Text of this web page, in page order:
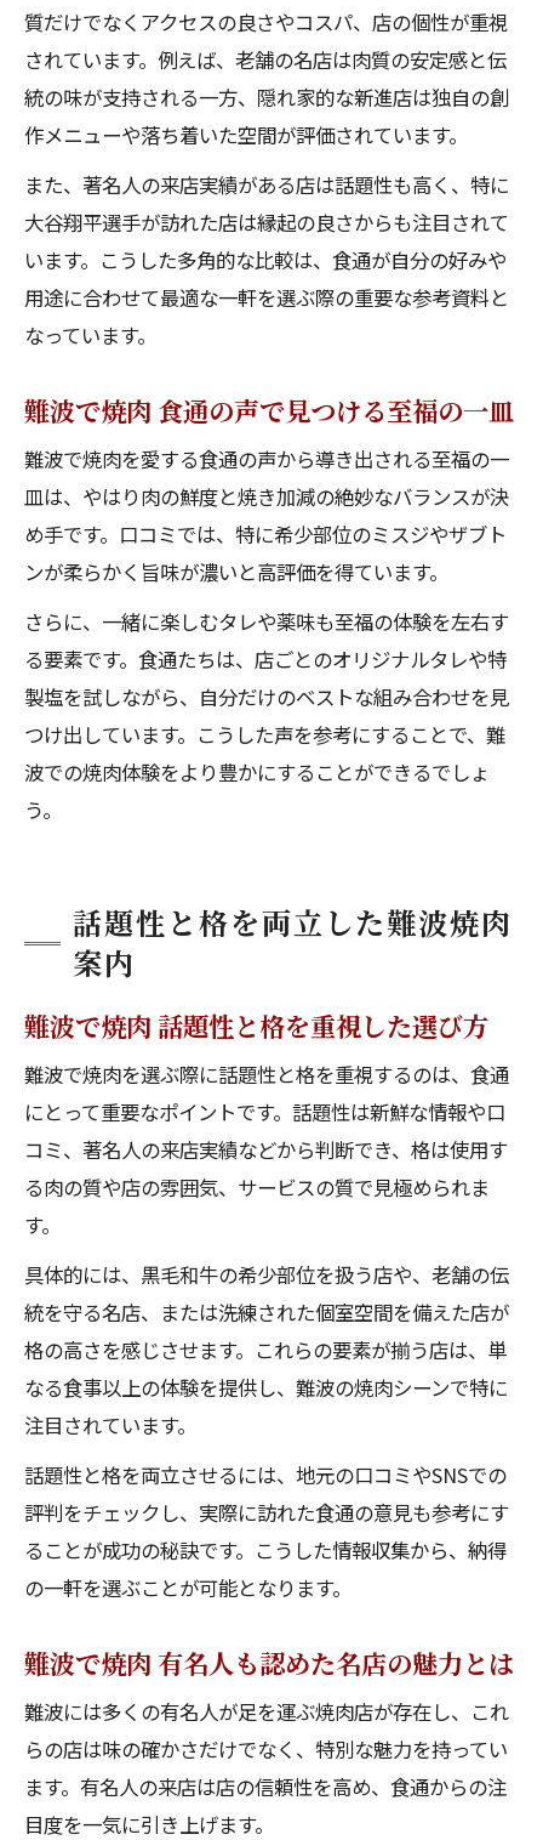
質だけでなくアクセスの良さやコスパ、店の個性が重視
されています。例えば、老舗の名店は肉質の安定感と伝
統の味が支持される一方、隠れ家的な新進店は独自の創
作メニューや落ち着いた空間が評価されています。
また、著名人の来店実績がある店は話題性も高く、特に
大谷翔平選手が訪れた店は縁起の良さからも注目されて
います。こうした多角的な比較は、食通が自分の好みや
用途に合わせて最適な一軒を選ぶ際の重要な参考資料と
なっています。
難波で焼肉 食通の声で見つける至福の一皿
難波で焼肉を愛する食通の声から導き出される至福の一
皿は、やはり肉の鮮度と焼き加減の絶妙なバランスが決
め手です。口コミでは、特に希少部位のミスジやザブト
ンが柔らかく旨味が濃いと高評価を得ています。
さらに、一緒に楽しむタレや薬味も至福の体験を左右す
る要素です。食通たちは、店ごとのオリジナルタレや特
製塩を試しながら、自分だけのベストな組み合わせを見
つけ出しています。こうした声を参考にすることで、難
波での焼肉体験をより豊かにすることができるでしょ
う。
話題性と格を両立した難波焼肉
案内
難波で焼肉 話題性と格を重視した選び方
難波で焼肉を選ぶ際に話題性と格を重視するのは、食通
にとって重要なポイントです。話題性は新鮮な情報や口
コミ、著名人の来店実績などから判断でき、格は使用す
る肉の質や店の雰囲気、サービスの質で見極められま
す。
具体的には、黒毛和牛の希少部位を扱う店や、老舗の伝
統を守る名店、または洗練された個室空間を備えた店が
格の高さを感じさせます。これらの要素が揃う店は、単
なる食事以上の体験を提供し、難波の焼肉シーンで特に
注目されています。
話題性と格を両立させるには、地元の口コミやSNSでの
評判をチェックし、実際に訪れた食通の意見も参考にす
ることが成功の秘訣です。こうした情報収集から、納得
の一軒を選ぶことが可能となります。
難波で焼肉 有名人も認めた名店の魅力とは
難波には多くの有名人が足を運ぶ焼肉店が存在し、これ
らの店は味の確かさだけでなく、特別な魅力を持ってい
ます。有名人の来店は店の信頼性を高め、食通からの注
目度を一気に引き上げます。